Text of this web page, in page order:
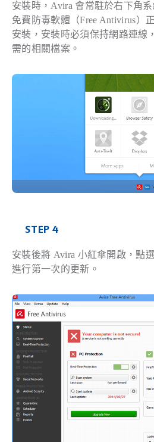
安裝時，Avira 會常駐於右下角
免費防毒軟體（Free Antivirus）
安裝，安裝時必須保持網路連線
需的相關檔案。
STEP 4
安裝後將 Avira 小紅傘開啟，點
進行第一次的更新。